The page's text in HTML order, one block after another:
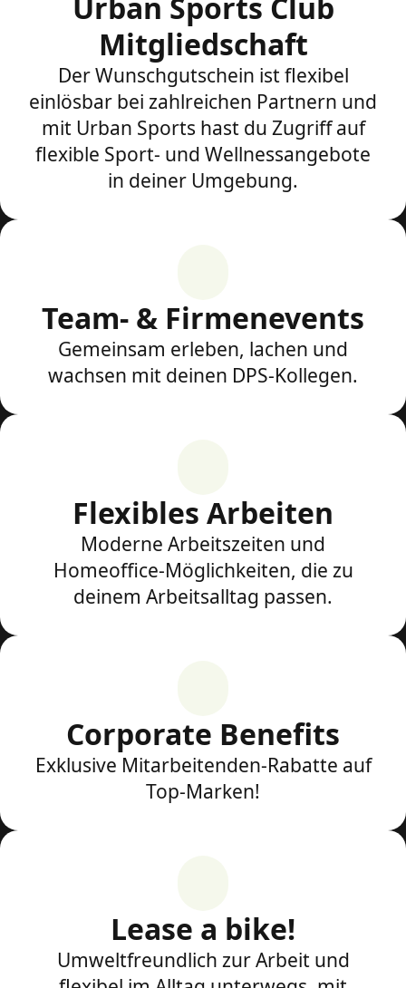
Mitgliedschaft
Der Wunschgutschein ist flexibel
einlösbar bei zahlreichen Partnern und
mit Urban Sports hast du Zugriff auf
flexible Sport- und Wellnessangebote
in deiner Umgebung.
Team- & Firmenevents
Gemeinsam erleben, lachen und
wachsen mit deinen DPS-Kollegen.
Flexibles Arbeiten
Moderne Arbeitszeiten und
Homeoffice-Möglichkeiten, die zu
deinem Arbeitsalltag passen.
Corporate Benefits
Exklusive Mitarbeitenden-Rabatte auf
Top-Marken!
Lease a bike!
Umweltfreundlich zur Arbeit und